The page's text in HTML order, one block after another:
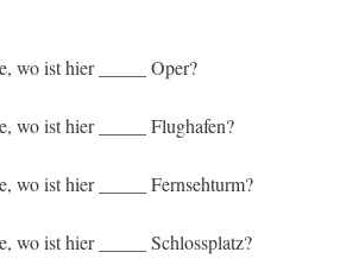
wo ist hier _____ Oper?
wo ist hier _____ Flughafen?
wo ist hier _____ Fernsehturm?
wo ist hier _____ Schlossplatz?